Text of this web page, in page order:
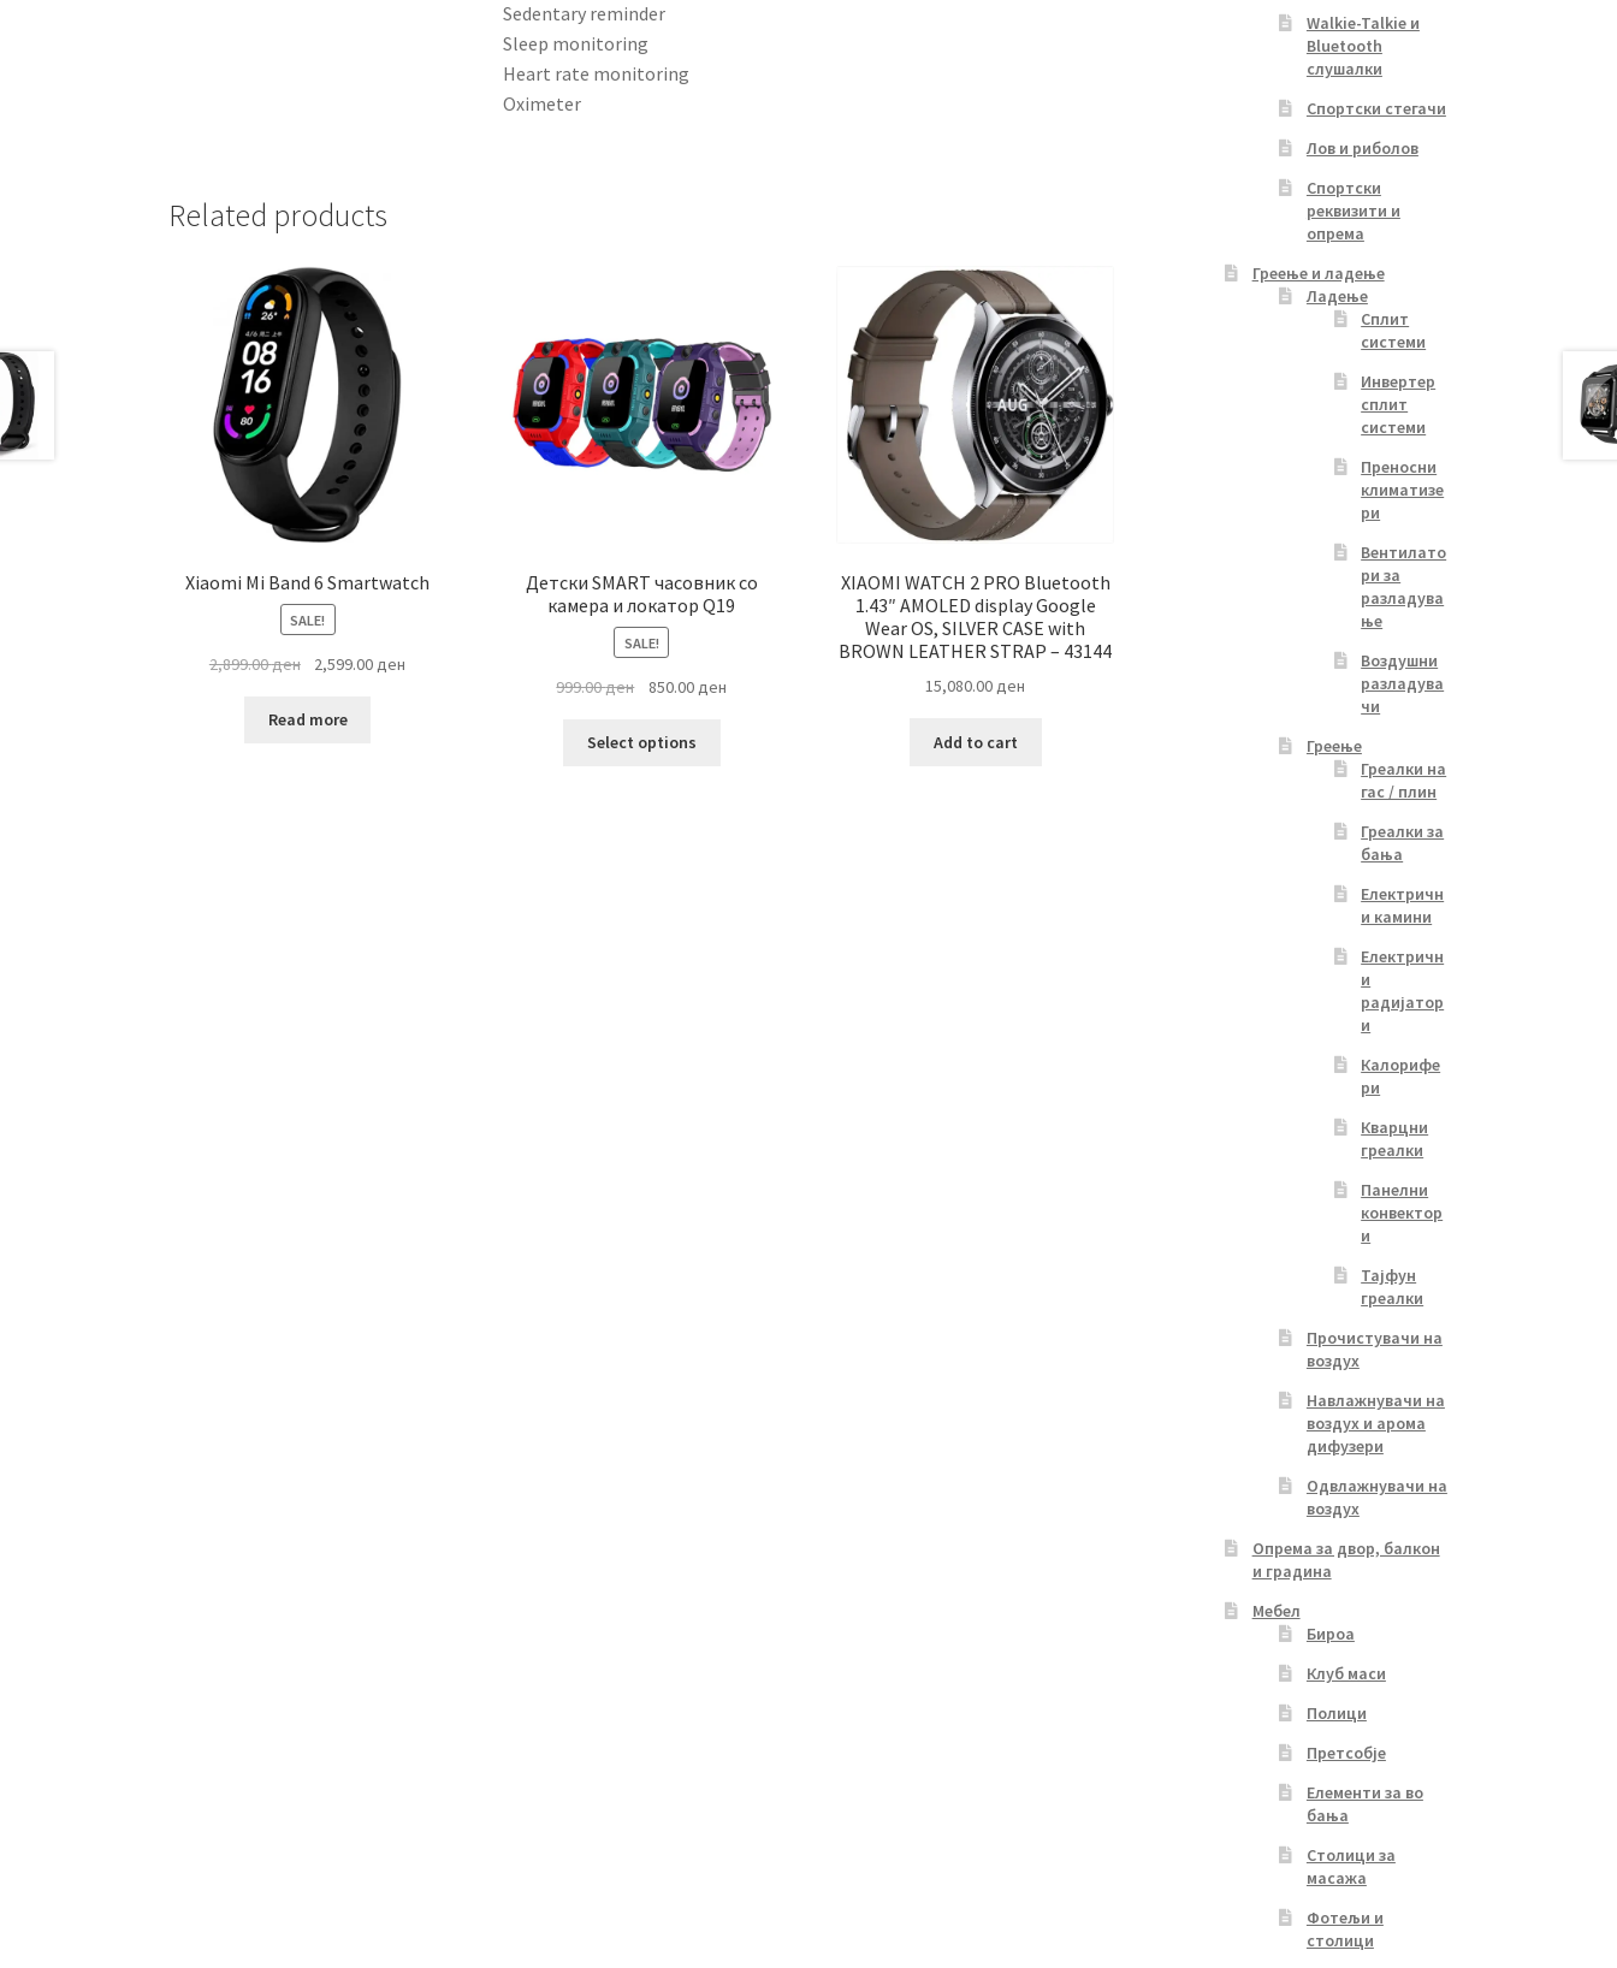
Sedentary reminder
Sleep monitoring
Heart rate monitoring
Oximeter
Related products
Xiaomi Mi Band 6 Smartwatch
SALE!
2,899.00ден
Original
was:
2,599.00 ден
Read more
Детски SMART часовник со
камера и локатор Q19
SALE!
999.00ден
Original
was:
850.00 ден
Select options
XIAOMI WATCH 2 PRO Bluetooth
1.43″ AMOLED display Google
Wear OS, SILVER CASE with
BROWN LEATHER STRAP – 43144
15,080.00ден
Add to cart
Walkie-Talkie и
Bluetooth
слушалки
Спортски стегачи
Лов и риболов
Спортски
реквизити и
опрема
Греење и ладење
Ладење
Сплит
системи
Инвертер
сплит
системи
Преносни
климатизе
ри
Вентилато
ри за
разладува
ње
Воздушни
разладува
чи
Греење
Греалки на
гас / плин
Греалки за
бања
Електричн
и камини
Електричн
и
радијатор
и
Калорифе
ри
Кварцни
греалки
Панелни
конвектор
и
Тајфун
греалки
Прочистувачи на
воздух
Навлажнувачи на
воздух и арома
дифузери
Одвлажнувачи на
воздух
Опрема за двор, балкон
и градина
Мебел
Бироа
Клуб маси
Полици
Претсобје
Елементи за во
бања
Столици за
масажа
Фотељи и
столици